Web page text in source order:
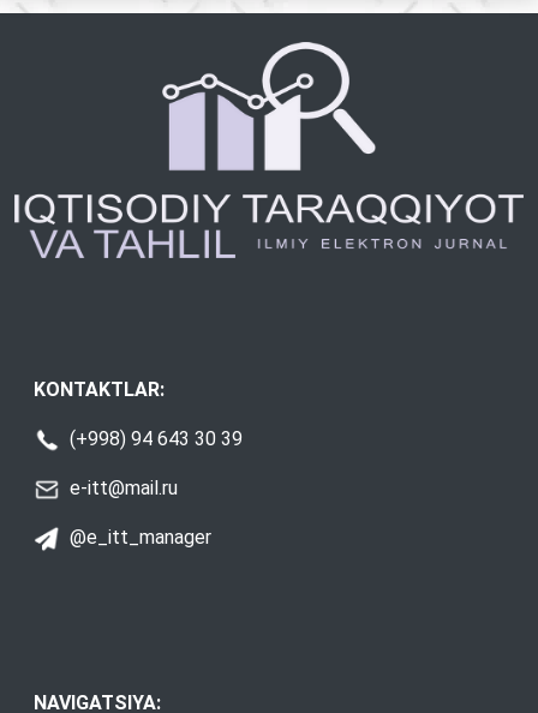
KONTAKTLAR:
(+998) 94 643 30 39
e-itt@mail.ru
@e_itt_manager
NAVIGATSIYA: